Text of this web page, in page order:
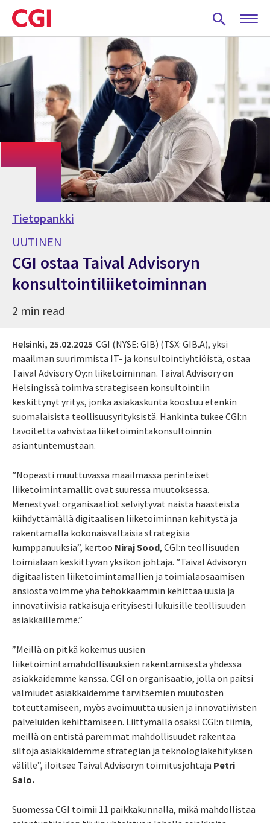
Skip
to
main
Tietopankki
UUTINEN
CGI ostaa Taival Advisoryn
konsultointiliiketoiminnan
2 min read
Helsinki, 25.02.2025 CGI (NYSE: GIB) (TSX: GIB.A), yksi
maailman suurimmista IT- ja konsultointiyhtiöistä, ostaa
Taival Advisory Oy:n liiketoiminnan. Taival Advisory on
Helsingissä toimiva strategiseen konsultointiin
keskittynyt yritys, jonka asiakaskunta koostuu etenkin
suomalaisista teollisuusyrityksistä. Hankinta tukee CGI:n
tavoitetta vahvistaa liiketoimintakonsultoinnin
asiantuntemustaan.
”Nopeasti muuttuvassa maailmassa perinteiset
liiketoimintamallit ovat suuressa muutoksessa.
Menestyvät organisaatiot selviytyvät näistä haasteista
kiihdyttämällä digitaalisen liiketoiminnan kehitystä ja
rakentamalla kokonaisvaltaisia strategisia
kumppanuuksia”, kertoo Niraj Sood, CGI:n teollisuuden
toimialaan keskittyvän yksikön johtaja. ”Taival Advisoryn
digitaalisten liiketoimintamallien ja toimialaosaamisen
ansiosta voimme yhä tehokkaammin kehittää uusia ja
innovatiivisia ratkaisuja erityisesti lukuisille teollisuuden
asiakkaillemme.”
”Meillä on pitkä kokemus uusien
liiketoimintamahdollisuuksien rakentamisesta yhdessä
asiakkaidemme kanssa. CGI on organisaatio, jolla on paitsi
valmiudet asiakkaidemme tarvitsemien muutosten
toteuttamiseen, myös avoimuutta uusien ja innovatiivisten
palveluiden kehittämiseen. Liittymällä osaksi CGI:n tiimiä,
meillä on entistä paremmat mahdollisuudet rakentaa
siltoja asiakkaidemme strategian ja teknologiakehityksen
välille”, iloitsee Taival Advisoryn toimitusjohtaja Petri
Salo.
Suomessa CGI toimii 11 paikkakunnalla, mikä mahdollistaa